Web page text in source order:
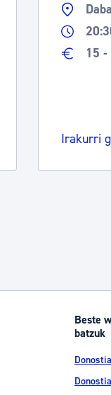
15
Irakurri
Beste
batzuk